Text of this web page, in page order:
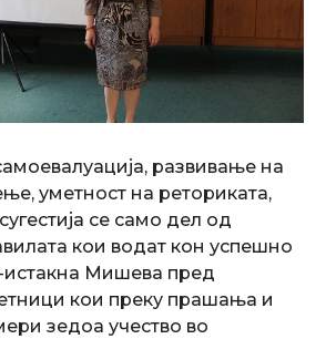
развивање на
уметност на реториката,
се само дел од
кои водат кон успешно
Мишева пред
кои преку прашања и
зедоа учество во